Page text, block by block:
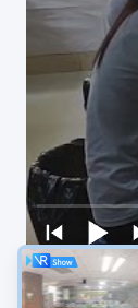
Van het